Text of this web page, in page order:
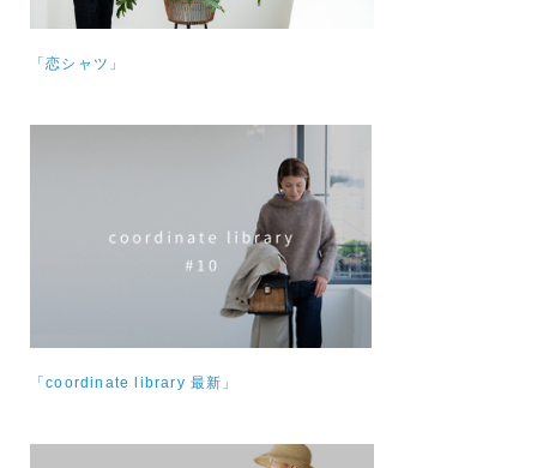
「恋シャツ」
「coordinate library 最新」